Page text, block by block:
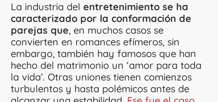
La industria delentretenimiento se ha
caracterizado por la conformación de
parejas que, en muchos casos se
convierten en romances efímeros, sin
embargo, también hay famosos que han
hecho del matrimonio un ‘amor para toda
la vida’. Otras uniones tienen comienzos
turbulentos y hasta polémicos antes de